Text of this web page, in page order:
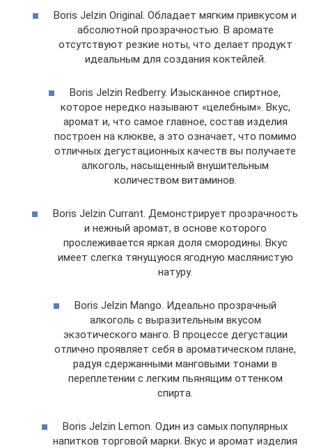
Boris Jelzin Original. Обладает мягким привкусом и
абсолютной прозрачностью. В аромате
отсутствуют резкие ноты, что делает продукт
идеальным для создания коктейлей.
Boris Jelzin Redberry. Изысканное спиртное,
которое нередко называют «целебным». Вкус,
аромат и, что самое главное, состав изделия
построен на клюкве, а это означает, что помимо
отличных дегустационных качеств вы получаете
алкоголь, насыщенный внушительным
количеством витаминов.
Boris Jelzin Currant. Демонстрирует прозрачность
и нежный аромат, в основе которого
прослеживается яркая доля смородины. Вкус
имеет слегка тянущуюся ягодную маслянистую
натуру.
Boris Jelzin Mango. Идеально прозрачный
алкоголь с выразительным вкусом
экзотического манго. В процессе дегустации
отлично проявляет себя в ароматическом плане,
радуя сдержанными манговыми тонами в
переплетении с легким пьянящим оттенком
спирта.
Boris Jelzin Lemon. Один из самых популярных
напитков торговой марки. Вкус и аромат изделия